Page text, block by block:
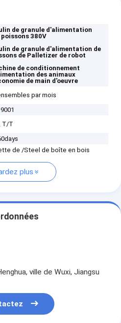
de granule d'alimentation
poissons 380V
de granule d'alimentation de
de Palletizer de robot
de conditionnement
des animaux
de main d'oeuvre
par mois
T/T
de /Steel de boîte en bois
plus
ville de Wuxi, Jiangsu